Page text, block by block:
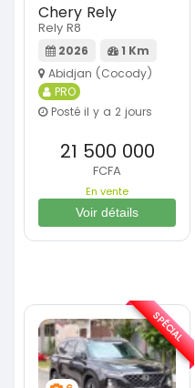
Chery Rely
Rely R8
2026
1 Km
Abidjan (Cocody)
PRO
Posté il y a 2 jours
21 500 000
FCFA
En vente
Voir détails
SPÉCIAL